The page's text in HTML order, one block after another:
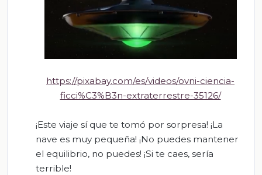
https://pixabay.com/es/videos/ovni-ciencia-
ficci%C3%B3n-extraterrestre-35126/
¡Este viaje sí que te tomó por sorpresa! ¡La
nave es muy pequeña! ¡No puedes mantener
el equilibrio, no puedes! ¡Si te caes, sería
terrible!